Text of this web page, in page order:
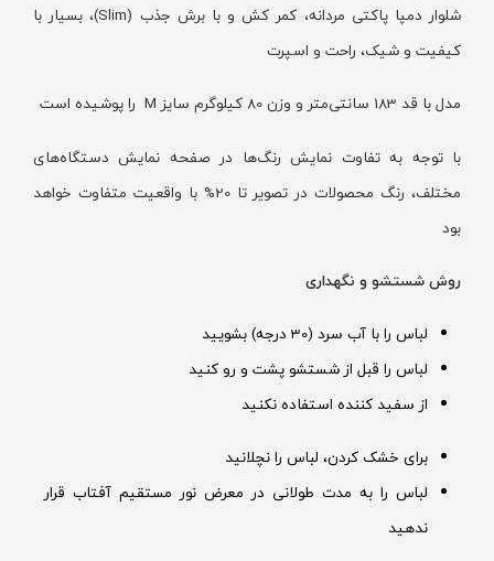
شلوار دمپا پاکتی مردانه، کمر کش و با برش جذب (Slim)، بسیار با
کیفیت و شیک، راحت و اسپرت
مدل با قد 183 سانتی‌متر و وزن 80 کیلوگرم سایز M را پوشیده است
با توجه به تفاوت نمایش رنگ‌ها در صفحه نمایش دستگاه‌های
مختلف، رنگ محصولات در تصویر تا 20% با واقعیت متفاوت خواهد
بود
روش شستشو و نگهداری
لباس را با آب سرد (30 درجه) بشویید
لباس را قبل از شستشو پشت و رو کنید
از سفید کننده استفاده نکنید
برای خشک کردن، لباس را نچلانید
لباس را به مدت طولانی در معرض نور مستقیم آفتاب قرار
ندهید